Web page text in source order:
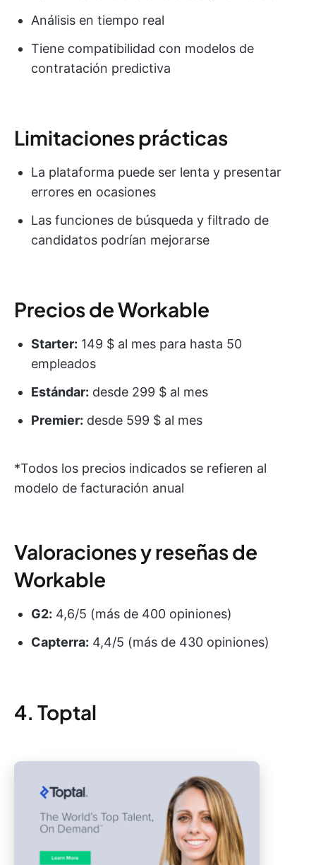
Análisis en tiempo real
Tiene compatibilidad con modelos de
contratación predictiva
Limitaciones prácticas
La plataforma puede ser lenta y presentar
errores en ocasiones
Las funciones de búsqueda y filtrado de
candidatos podrían mejorarse
Precios de Workable
Starter: 149 $ al mes para hasta 50
empleados
Estándar: desde 299 $ al mes
Premier: desde 599 $ al mes
*Todos los precios indicados se refieren al
modelo de facturación anual
Valoraciones y reseñas de
Workable
G2: 4,6/5 (más de 400 opiniones)
Capterra: 4,4/5 (más de 430 opiniones)
4. Toptal